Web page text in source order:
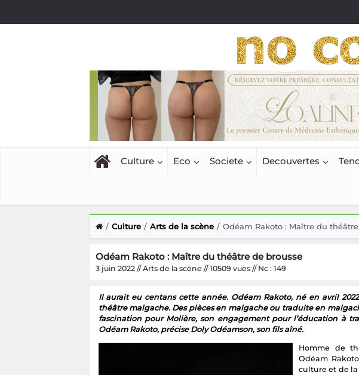
Culture Eco Societe Decouvertes
Culture Arts de la scène Odéam Rakoto : Maître du
Odéam Rakoto : Maître du théâtre de brousse
3 juin 2022 // Arts de la scène // 10509 vues // Nc : 149
Il aurait eu centans cette année. Odéam Rakoto, né en avril
théâtre malgache. Des pièces en malgache ou traduite en
fascination pour Molière, son engagement pour l’éducation à
Odéam Rakoto, précise Doly Odéamson, son fils aîné.
Homme de
Odéam
culture et de